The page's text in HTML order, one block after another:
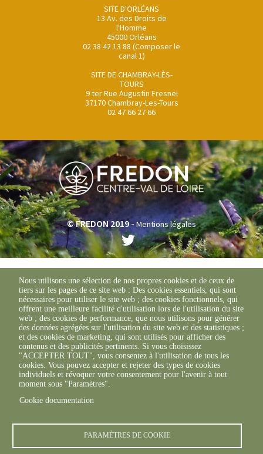
SITE D'ORLÉANS
13 Av. des Droits de
l'Homme
45000 Orléans
02 38 42 13 88 (Composer le
canal 1)
SITE DE CHAMBRAY-LÈS-
TOURS
9 ter Rue Augustin Fresnel
37170 Chambray-Les-Tours
02 47 66 27 66
© FREDON 2019 -Mentions légales
Nous utilisons une sélection de nos propres cookies et de ceux de
tiers sur les pages de ce site web : Des cookies essentiels, qui sont
nécessaires pour utiliser le site web ; des cookies fonctionnels, qui
offrent une meilleure facilité d'utilisation lors de l'utilisation du site
web ; des cookies de performance, que nous utilisons pour générer
des données agrégées sur l'utilisation du site web et des statistiques ;
et des cookies de marketing, qui sont utilisés pour afficher des
contenus et des publicités pertinents. Si vous choisissez
"ACCEPTER TOUT", vous consentez à l'utilisation de tous les
cookies. Vous pouvez accepter et rejeter des types de cookies
individuels et révoquer votre consentement pour l'avenir à tout
moment sous "Paramètres".
Cookie documentation
PARAMÈTRES DE COOKIE